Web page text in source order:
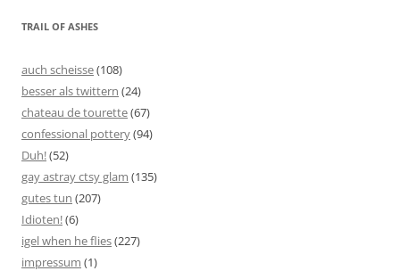
TRAIL OF ASHES
auch scheisse(108)
besser als twittern (24)
chateau de tourette(67)
confessional pottery(94)
Duh!(52)
gay astray ctsy glam (135)
gutes tun (207)
Idioten!(6)
igel when he flies(227)
impressum (1)